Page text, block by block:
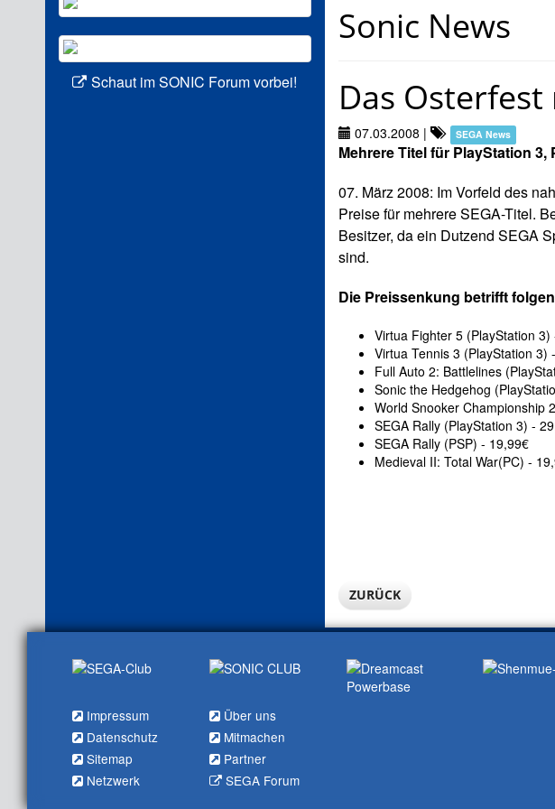
Schaut im SONIC Forum vorbei!
Sonic News
Das Osterfest
07.03.2008 | SEGA News
Mehrere Titel für PlayStation
07. März 2008: Im Vorfeld des
Preise für mehrere SEGA-Titel.
Besitzer, da ein Dutzend SEGA
sind.
Die Preissenkung betrifft
Virtua Fighter 5 (PlayStation 3)
Virtua Tennis 3 (PlayStation 3)
Full Auto 2: Battlelines
Sonic the Hedgehog
World Snooker Championship
SEGA Rally (PlayStation 3) -
SEGA Rally (PSP) - 19,99€
Medieval II: Total War(PC) -
ZURÜCK
Impressum
Datenschutz
Sitemap
Netzwerk
Über uns
Mitmachen
Partner
SEGA Forum